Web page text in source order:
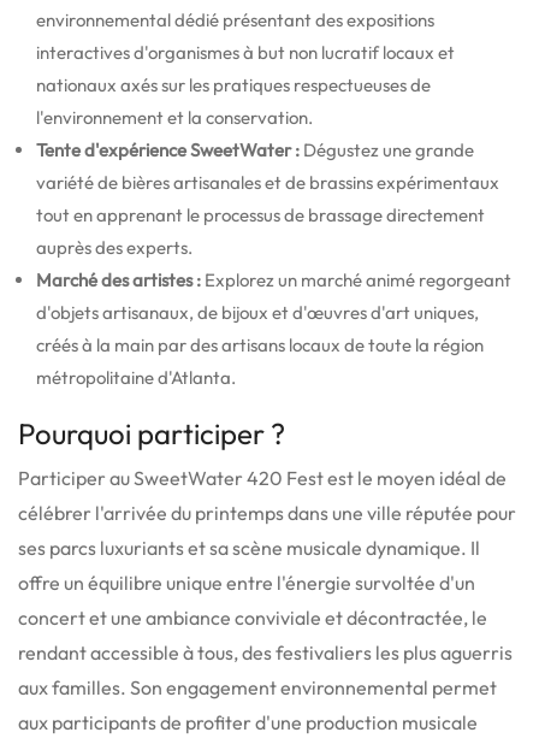
environnemental dédié présentant des expositions
interactives d'organismes à but non lucratif locaux et
nationaux axés sur les pratiques respectueuses de
l'environnement et la conservation.
Tente d'expérience SweetWater : Dégustez une grande
variété de bières artisanales et de brassins expérimentaux
tout en apprenant le processus de brassage directement
auprès des experts.
Marché des artistes : Explorez un marché animé regorgeant
d'objets artisanaux, de bijoux et d'œuvres d'art uniques,
créés à la main par des artisans locaux de toute la région
métropolitaine d'Atlanta.
Pourquoi participer ?
Participer au SweetWater 420 Fest est le moyen idéal de
célébrer l'arrivée du printemps dans une ville réputée pour
ses parcs luxuriants et sa scène musicale dynamique. Il
offre un équilibre unique entre l'énergie survoltée d'un
concert et une ambiance conviviale et décontractée, le
rendant accessible à tous, des festivaliers les plus aguerris
aux familles. Son engagement environnemental permet
aux participants de profiter d'une production musicale